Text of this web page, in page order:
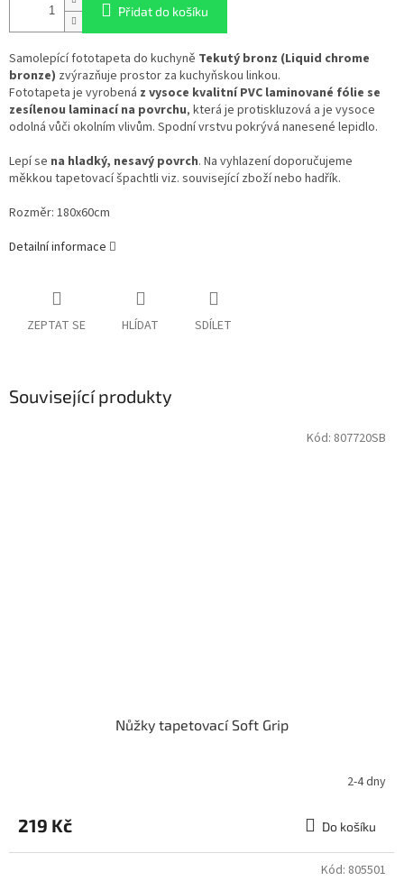
Přidat do košíku
Samolepící fototapeta do kuchyně Tekutý bronz (Liquid chrome
bronze) zvýrazňuje prostor za kuchyňskou linkou.
Fototapeta je vyrobená z vysoce kvalitní PVC laminované fólie se
zesílenou laminací na povrchu, která je protiskluzová a je vysoce
odolná vůči okolním vlivům. Spodní vrstvu pokrývá nanesené lepidlo.
Lepí se na hladký, nesavý povrch. Na vyhlazení doporučujeme
měkkou tapetovací špachtli viz. související zboží nebo hadřík.
Rozměr: 180x60cm
Detailní informace
ZEPTAT SE HLÍDAT SDÍLET
Související produkty
Nůžky tapetovací Soft Grip
produktu
je
3,0
2-4 dny
219 Kč Do košíku
Kód: 807720SB
Kód: 805501